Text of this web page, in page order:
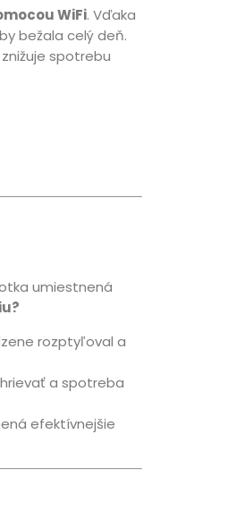
WiFi. Vďaka
bežala celý deň.
spotrebu
umiestnená
rozptyľoval a
a spotreba
efektívnejšie